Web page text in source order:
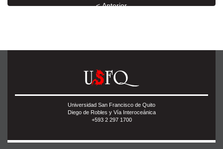
< Anterior
Universidad San Francisco de Quito
Diego de Robles y Vía Interoceánica
+593 2 297 1700